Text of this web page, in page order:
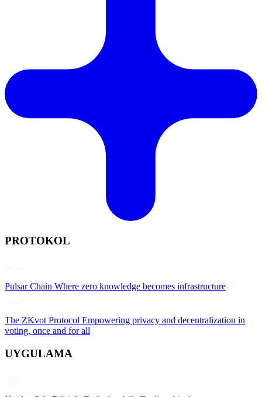
PROTOKOL
Pulsar Chain Where zero knowledge becomes infrastructure
The ZKvot Protocol Empowering privacy and decentralization in
voting, once and for all
UYGULAMA